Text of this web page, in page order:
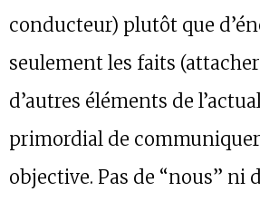
conducteur) plutôt que
seulement les faits
d’autres éléments de
primordial de
objective. Pas de “nous” ni